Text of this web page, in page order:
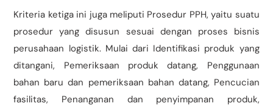
Kriteria ketiga ini juga meliputi Prosedur PPH, yaitu suatu
prosedur yang disusun sesuai dengan proses bisnis
perusahaan logistik. Mulai dari Identifikasi produk yang
ditangani, Pemeriksaan produk datang, Penggunaan
bahan baru dan pemeriksaan bahan datang, Pencucian
fasilitas, Penanganan dan penyimpanan produk,